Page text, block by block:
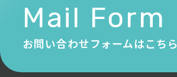
Mail Form
お問い合わせフォームはこちら